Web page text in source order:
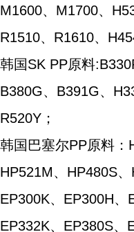
M1600、M1700、
R1510、R1610、
韩国SK PP原料
B380G、B391G、
R520Y；
韩国巴塞尔PP原料：
HP521M、HP480S、
EP300K、EP300H、
EP332K、EP380S、